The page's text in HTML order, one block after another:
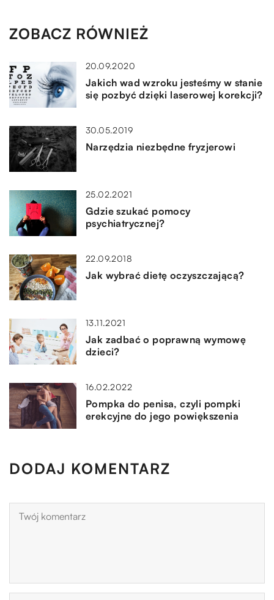
ZOBACZ RÓWNIEŻ
20.09.2020
Jakich wad wzroku jesteśmy w stanie
się pozbyć dzięki laserowej korekcji?
30.05.2019
Narzędzia niezbędne fryzjerowi
25.02.2021
Gdzie szukać pomocy
psychiatrycznej?
22.09.2018
Jak wybrać dietę oczyszczającą?
13.11.2021
Jak zadbać o poprawną wymowę
dzieci?
16.02.2022
Pompka do penisa, czyli pompki
erekcyjne do jego powiększenia
DODAJ KOMENTARZ